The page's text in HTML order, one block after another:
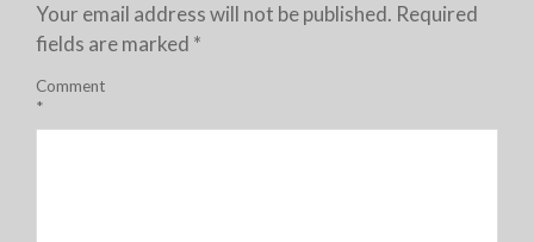
Your email address will not be published. Required
fields are marked *
Comment
*